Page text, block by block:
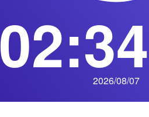
2026/08/07